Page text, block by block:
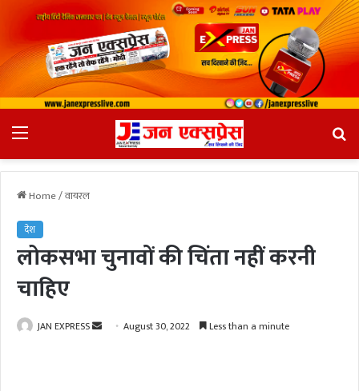
Home/वायरल
देश
लोकसभा चुनावों की चिंता नहीं करनी
चाहिए
JAN EXPRESS August 30, 2022 Less than a minute